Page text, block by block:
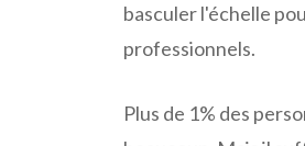
basculer l'échelle
professionnels.
Plus de 1% des